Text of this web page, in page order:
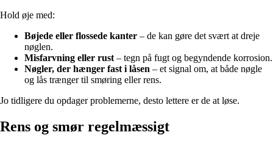
Hold øje med:
Bøjede eller flossede kanter – de kan gøre det svært at dreje
nøglen.
Misfarvning eller rust – tegn på fugt og begyndende korrosion.
Nøgler, der hænger fast i låsen – et signal om, at både nøgle
og lås trænger til smøring eller rens.
Jo tidligere du opdager problemerne, desto lettere er de at løse.
Rens og smør regelmæssigt